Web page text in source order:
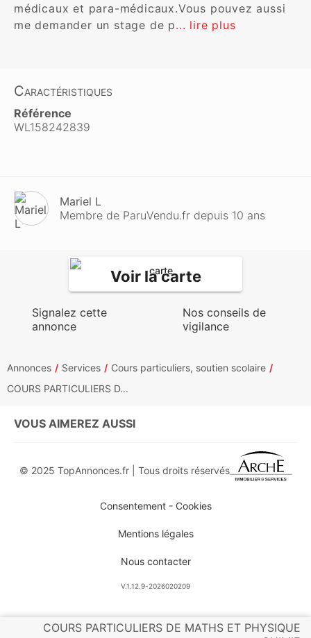
médicaux et para-médicaux.Vous pouvez aussi
me demander un stage de p... lire plus
Caractéristiques
Référence
WL158242839
Mariel L
Membre de ParuVendu.fr depuis 10 ans
Voir la carte
Signalez cette
annonce
Nos conseils de
vigilance
COURS PARTICULIERS DE MATHS ET PHYSIQUE
Annonces Services
Cours particuliers, soutien scolaire
COURS PARTICULIERS D...
VOUS AIMEREZ AUSSI
© 2025 TopAnnonces.fr | Tous droits réservés
Consentement - Cookies
Mentions légales
Nous contacter
V.1.12.9-2026020209